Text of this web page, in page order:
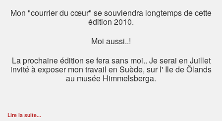
Mon "courrier du cœur" se souviendra longtemps de cette
édition 2010.
Moi aussi..!
La prochaine édition se fera sans moi.. Je serai en Juillet
invité à exposer mon travail en Suède, sur l' Ile de Ölands
au musée Himmelsberga.
Lire la suite...